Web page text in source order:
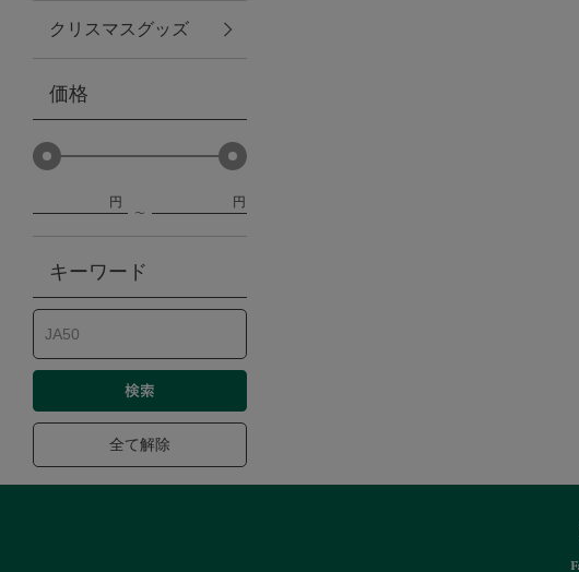
防災グッズ・非常食
トレーニング
ヴィンテージ
クリスマスグッズ
価格
円 円
キーワード
全て解除